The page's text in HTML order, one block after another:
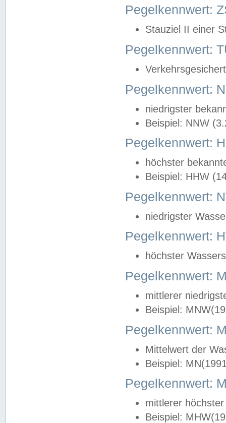
Pegelkennwert:
Stauziel II einer
Pegelkennwert:
Pegelkennwert:
niedrigster
Beispiel: NNW
Pegelkennwert:
höchster
Beispiel: HHW
Pegelkennwert:
niedrigster
Pegelkennwert:
höchster
Pegelkennwert:
mittlerer
Beispiel:
Pegelkennwert:
Mittelwert der
Beispiel:
Pegelkennwert:
mittlerer
Beispiel: